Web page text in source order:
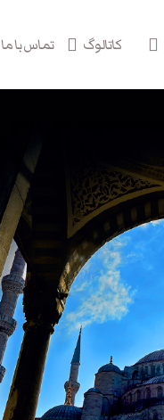
کاتالوگ تماس با ما